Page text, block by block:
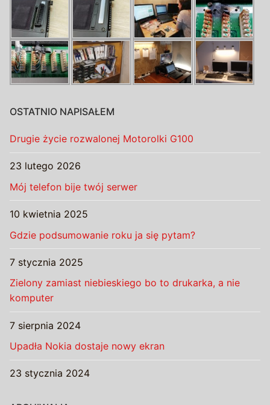
OSTATNIO NAPISAŁEM
Drugie życie rozwalonej Motorolki G100
23 lutego 2026
Mój telefon bije twój serwer
10 kwietnia 2025
Gdzie podsumowanie roku ja się pytam?
7 stycznia 2025
Zielony zamiast niebieskiego bo to drukarka, a nie
komputer
7 sierpnia 2024
Upadła Nokia dostaje nowy ekran
23 stycznia 2024